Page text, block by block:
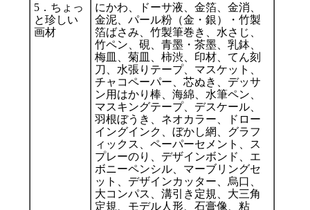
5．ちょっ
と珍しい
画材
にかわ、ドーサ液、金箔、金消、
金泥、パール粉（金・銀）・竹製
箔ばさみ、竹製筆巻き、水さじ、
竹ペン、硯、青墨・茶墨、乳鉢、
梅皿、菊皿、柿渋、印材、てん刻
刀、水張りテープ、マスケット、
チャコペーパー、芯ぬき、デッサ
ン用はかり棒、海綿、水筆ペン、
マスキングテープ、デスケール、
羽根ぼうき、ネオカラー、ドロー
イングインク、ぼかし網、グラフ
ィックス、ペーパーセメント、ス
プレーのり、デザインボンド、エ
ボニーペンシル、マーブリングセ
ット、デザインカッター、烏口、
大コンパス、溝引き定規、大三角
定規、モデル人形、石膏像、粘